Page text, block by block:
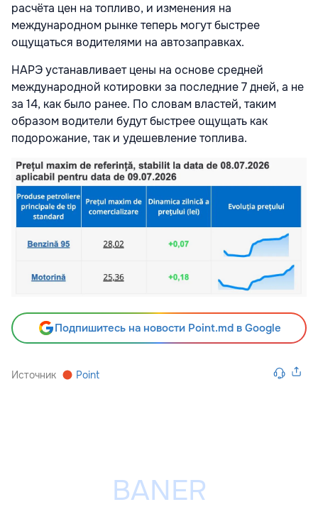
расчёта цен на топливо, и изменения на
международном рынке теперь могут быстрее
ощущаться водителями на автозаправках.
НАРЭ устанавливает цены на основе средней
международной котировки за последние 7 дней, а не
за 14, как было ранее. По словам властей, таким
образом водители будут быстрее ощущать как
подорожание, так и удешевление топлива.
Подпишитесь на новости Point.md в Google
Источник Point